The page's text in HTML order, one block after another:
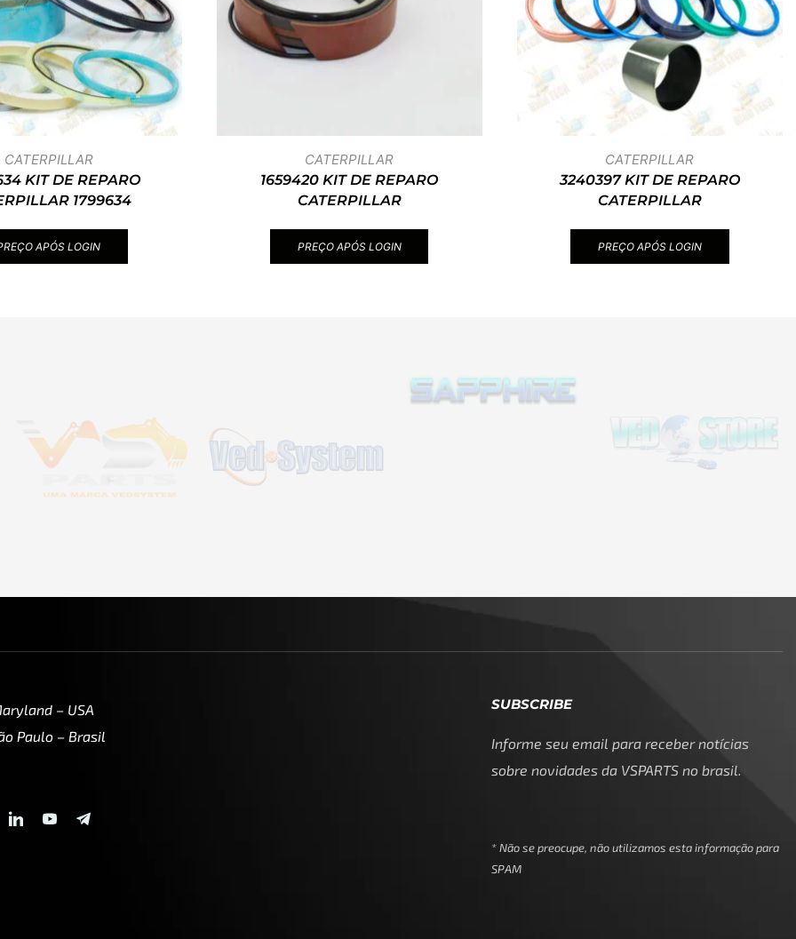
CATERPILLAR
KIT DE REPARO
1799634
APÓS LOGIN
CATERPILLAR
1659420 KIT DE REPARO
CATERPILLAR
PREÇO APÓS LOGIN
CATERPILLAR
3240397 KIT DE REPARO
CATERPILLAR
PREÇO APÓS LOGIN
– USA
Paulo – Brasil
SUBSCRIBE
Informe seu email para receber notícias
sobre novidades da VSPARTS no brasil.
* Não se preocupe, não utilizamos esta informação para
SPAM